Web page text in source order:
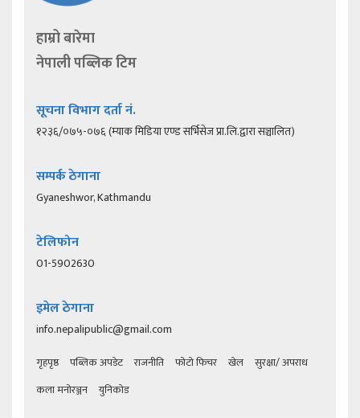
हाम्रो बारेमा
नेपाली पब्लिक टिम
सूचना विभाग दर्ता नं.
१२३६/०७५-०७६ (म्याक मिडिया एण्ड सर्भिसेज प्रा.लि.द्वारा सञ्चालित)
सम्पर्क ठेगाना
Gyaneshwor, Kathmandu
टेलिफोन
01-5902630
इमेल ठेगाना
info.nepalipublic@gmail.com
गृहपृष्ठ पब्लिक अपडेट राजनीति फोटो फिचर खेल
सुरक्षा/ अपराध
कला मनोरञ्जन
युनिकोड